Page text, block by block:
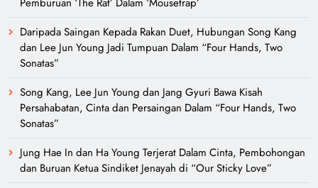
Daripada Saingan Kepada Rakan Duet, Hubungan Song Kang
dan Lee Jun Young Jadi Tumpuan Dalam “Four Hands, Two
Sonatas”
Song Kang, Lee Jun Young dan Jang Gyuri Bawa Kisah
Persahabatan, Cinta dan Persaingan Dalam “Four Hands, Two
Sonatas”
Jung Hae In dan Ha Young Terjerat Dalam Cinta, Pembohongan
dan Buruan Ketua Sindiket Jenayah di “Our Sticky Love”